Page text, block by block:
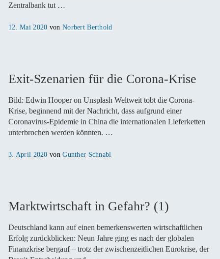
Zentralbank tut …
Veröffentlicht
12. Mai 2020 von Norbert Berthold
Exit-Szenarien für die Corona-Krise
Bild: Edwin Hooper on Unsplash Weltweit tobt die Corona-
Krise, beginnend mit der Nachricht, dass aufgrund einer
Coronavirus-Epidemie in China die internationalen Lieferketten
unterbrochen werden könnten. …
Veröffentlicht
3. April 2020 vonGunther Schnabl
Marktwirtschaft in Gefahr? (1)
Deutschland kann auf einen bemerkenswerten wirtschaftlichen
Erfolg zurückblicken: Neun Jahre ging es nach der globalen
Finanzkrise bergauf – trotz der zwischenzeitlichen Eurokrise, der